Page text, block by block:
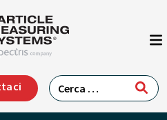
Ricerca per: